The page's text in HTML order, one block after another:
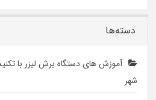
دسته‌ها
آموزش های دستگاه برش لیزر با
شهر